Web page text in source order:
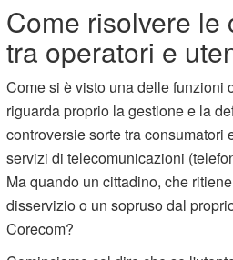
Come risolvere le
tra operatori e
Come si è visto una delle funzioni
riguarda proprio la gestione e la
controversie sorte tra consumatori
servizi di telecomunicazioni
Ma quando un cittadino, che
disservizio o un sopruso dal
Corecom?